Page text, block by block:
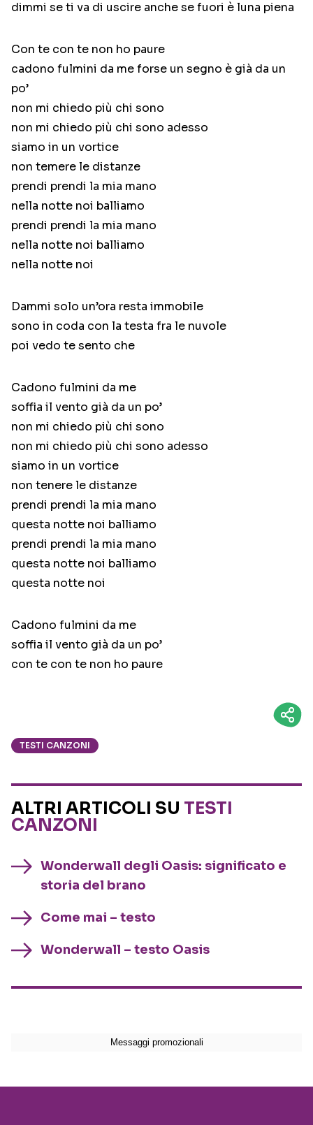
dimmi se ti va di uscire anche se fuori è luna piena
Con te con te non ho paure
cadono fulmini da me forse un segno è già da un
po’
non mi chiedo più chi sono
non mi chiedo più chi sono adesso
siamo in un vortice
non temere le distanze
prendi prendi la mia mano
nella notte noi balliamo
prendi prendi la mia mano
nella notte noi balliamo
nella notte noi
Dammi solo un’ora resta immobile
sono in coda con la testa fra le nuvole
poi vedo te sento che
Cadono fulmini da me
soffia il vento già da un po’
non mi chiedo più chi sono
non mi chiedo più chi sono adesso
siamo in un vortice
non tenere le distanze
prendi prendi la mia mano
questa notte noi balliamo
prendi prendi la mia mano
questa notte noi balliamo
questa notte noi
Cadono fulmini da me
soffia il vento già da un po’
con te con te non ho paure
TESTI CANZONI
ALTRI ARTICOLI SU TESTI
CANZONI
Wonderwall degli Oasis: significato e
storia del brano
Come mai – testo
Wonderwall – testo Oasis